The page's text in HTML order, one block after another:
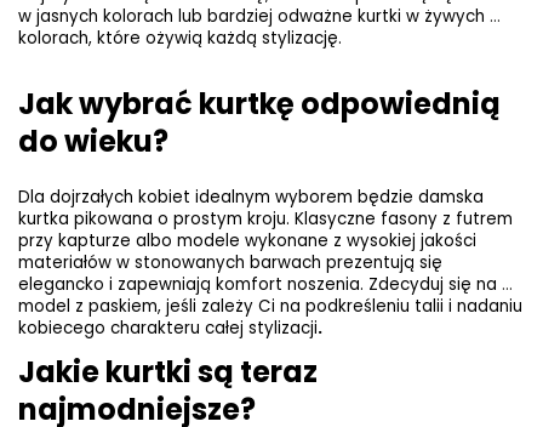
w jasnych kolorach lub bardziej odważne kurtki w żywych
kolorach, które ożywią każdą stylizację.
Jak wybrać kurtkę odpowiednią
do wieku?
Dla dojrzałych kobiet idealnym wyborem będzie damska
kurtka pikowana o prostym kroju. Klasyczne fasony z futrem
przy kapturze albo modele wykonane z wysokiej jakości
materiałów w stonowanych barwach prezentują się
elegancko i zapewniają komfort noszenia. Zdecyduj się na
model z paskiem, jeśli zależy Ci na podkreśleniu talii i nadaniu
kobiecego charakteru całej stylizacji.
Jakie kurtki są teraz
najmodniejsze?